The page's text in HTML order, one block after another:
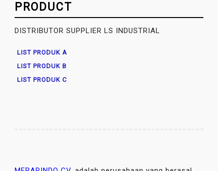
PRODUCT
DISTRIBUTOR SUPPLIER LS INDUSTRIAL
LIST PRODUK A
LIST PRODUK B
LIST PRODUK C